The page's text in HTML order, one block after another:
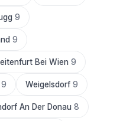
9
9
Bei Wien 9
9 Weigelsdorf 9
An Der Donau 8